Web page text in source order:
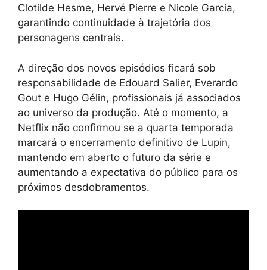
Clotilde Hesme, Hervé Pierre e Nicole Garcia,
garantindo continuidade à trajetória dos
personagens centrais.
A direção dos novos episódios ficará sob
responsabilidade de Edouard Salier, Everardo
Gout e Hugo Gélin, profissionais já associados
ao universo da produção. Até o momento, a
Netflix não confirmou se a quarta temporada
marcará o encerramento definitivo de Lupin,
mantendo em aberto o futuro da série e
aumentando a expectativa do público para os
próximos desdobramentos.